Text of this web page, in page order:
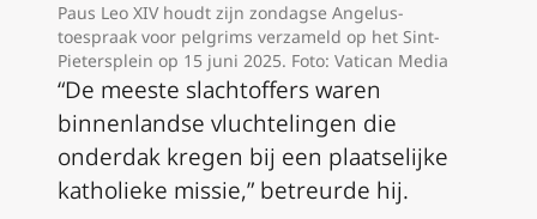
Paus Leo XIV houdt zijn zondagse Angelus-
toespraak voor pelgrims verzameld op het Sint-
Pietersplein op 15 juni 2025. Foto: Vatican Media
“De meeste slachtoffers waren
binnenlandse vluchtelingen die
onderdak kregen bij een plaatselijke
katholieke missie,” betreurde hij.